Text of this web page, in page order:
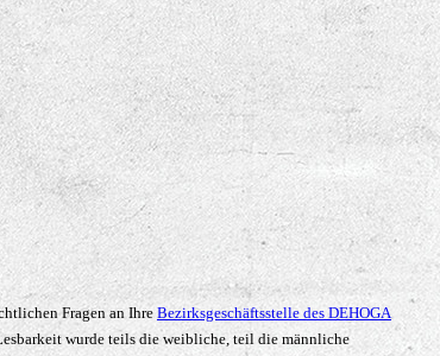
Fragen an Ihre Bezirksgeschäftsstelle des DEHOGA
wurde teils die weibliche, teil die männliche